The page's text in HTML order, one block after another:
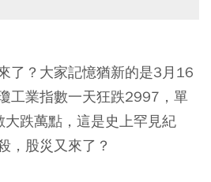
了？大家記憶猶新的是3月16
工業指數一天狂跌2997，單
跌萬點，這是史上罕見紀
，股災又來了？